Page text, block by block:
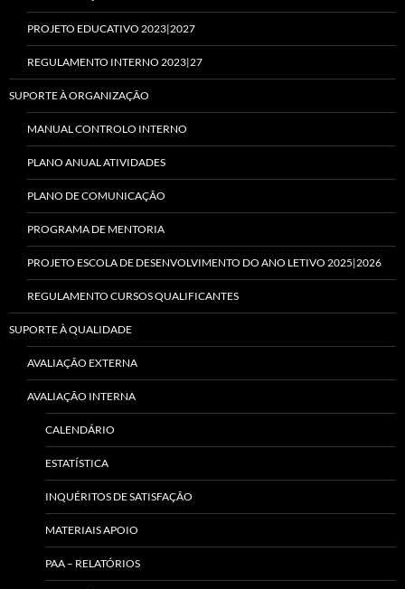
PROJETO EDUCATIVO 2023|2027
REGULAMENTO INTERNO 2023|27
SUPORTE À ORGANIZAÇÃO
MANUAL CONTROLO INTERNO
PLANO ANUAL ATIVIDADES
PLANO DE COMUNICAÇÃO
PROGRAMA DE MENTORIA
PROJETO ESCOLA DE DESENVOLVIMENTO DO ANO LETIVO 2025|2026
REGULAMENTO CURSOS QUALIFICANTES
SUPORTE À QUALIDADE
AVALIAÇÃO EXTERNA
AVALIAÇÃO INTERNA
CALENDÁRIO
ESTATÍSTICA
INQUÉRITOS DE SATISFAÇÃO
MATERIAIS APOIO
PAA – RELATÓRIOS